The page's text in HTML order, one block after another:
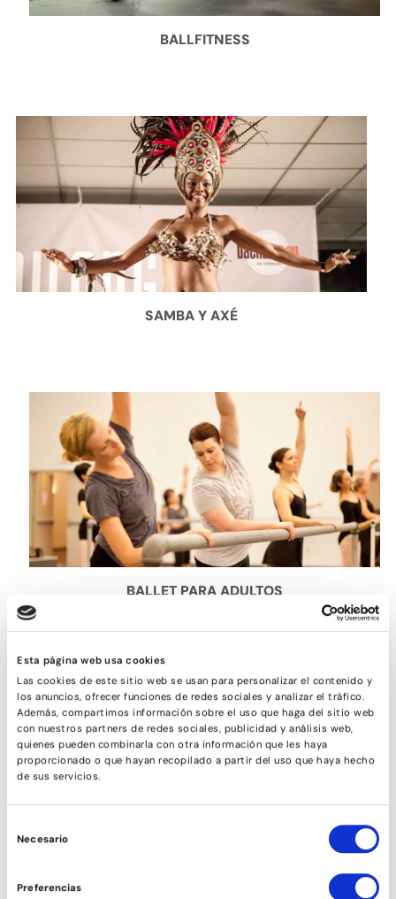
Esta página web usa cookies
Las cookies de este sitio web se usan para personalizar el contenido y
los anuncios, ofrecer funciones de redes sociales y analizar el tráfico.
Además, compartimos información sobre el uso que haga del sitio web
con nuestros partners de redes sociales, publicidad y análisis web,
quienes pueden combinarla con otra información que les haya
proporcionado o que hayan recopilado a partir del uso que haya hecho
de sus servicios.
de
Necesario
Preferencias
BALLFITNESS
SAMBA Y AXÉ
BALLET PARA ADULTOS